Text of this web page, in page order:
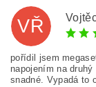
VŘ
pořídil jsem
napojením na
snadné. Vypadá to